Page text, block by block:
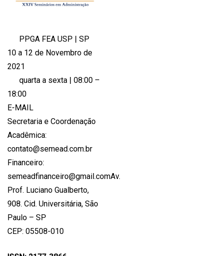
PPGA FEA USP | SP
10 a 12 de Novembro de
2021
quarta a sexta | 08:00 –
18:00
E-MAIL
Secretaria e Coordenação
Acadêmica:
contato@semead.com.br
Financeiro:
semeadfinanceiro@gmail.comAv.
Prof. Luciano Gualberto,
908. Cid. Universitária, São
Paulo – SP
CEP: 05508-010